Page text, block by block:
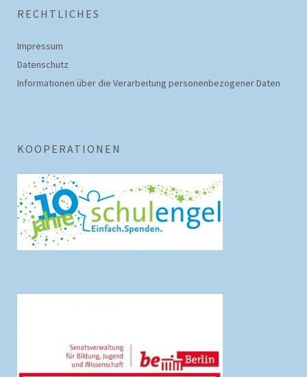
RECHTLICHES
Impressum
Datenschutz­
Informationen über die Verarbeitung personenbezogener Daten
KOOPERATIONEN